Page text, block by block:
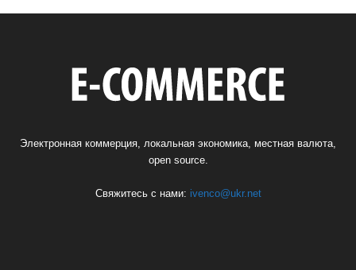
Электронная коммерция, локальная экономика, местная валюта,
open source.
Свяжитесь с нами: ivenco@ukr.net